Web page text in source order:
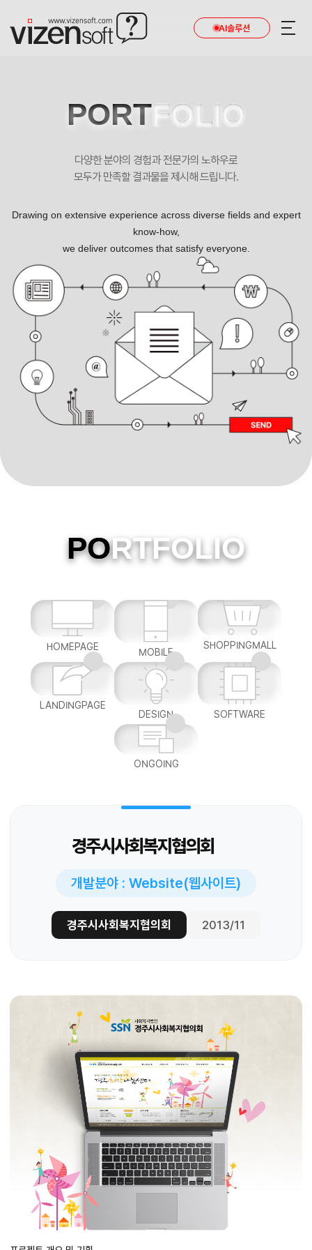
AI솔루션
경주시사회복지협의회 포트폴리오
PORTFOLIO
다양한 분야의 경험과 전문가의 노하우로
모두가 만족할 결과물을 제시해 드립니다.
Drawing on extensive experience across diverse fields and expert
know-how,
we deliver outcomes that satisfy everyone.
PORTFOLIO
HOMEPAGE MOBILE
SHOPPINGMALL
LANDINGPAGE
DESIGN
SOFTWARE
ONGOING
경주시사회복지협의회
개발분야 : Website(웹사이트)
경주시사회복지협의회 2013/11